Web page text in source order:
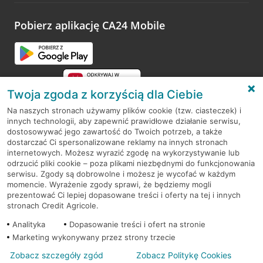
opinie.
Pobierz aplikację CA24 Mobile
RODO
Regulamin serwisu
Mapa serwisu
PolitykaCookies
© 2026 Credit Agricole Bank Polska S.A. Wszelkie prawa zastrzeżone
Twoja zgoda z korzyścią dla Ciebie
Na naszych stronach używamy plików cookie (tzw. ciasteczek) i
innych technologii, aby zapewnić prawidłowe działanie serwisu,
dostosowywać jego zawartość do Twoich potrzeb, a także
dostarczać Ci spersonalizowane reklamy na innych stronach
internetowych. Możesz wyrazić zgodę na wykorzystywanie lub
odrzucić pliki cookie – poza plikami niezbędnymi do funkcjonowania
serwisu. Zgody są dobrowolne i możesz je wycofać w każdym
momencie. Wyrażenie zgody sprawi, że będziemy mogli
prezentować Ci lepiej dopasowane treści i oferty na tej i innych
stronach Credit Agricole.
Analityka
Dopasowanie treści i ofert na stronie
Marketing wykonywany przez strony trzecie
Zobacz szczegóły zgód Zobacz Politykę Cookies